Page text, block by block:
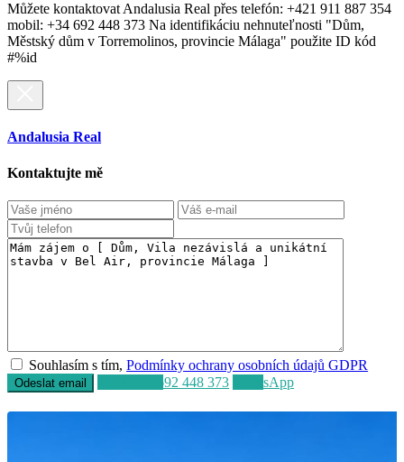
Můžete kontaktovat Andalusia Real přes telefón: +421 911 887 354
mobil: +34 692 448 373 Na identifikáciu nehnuteľnosti "Dům,
Městský dům v Torremolinos, provincie Málaga" použite ID kód
#%id
Andalusia Real
Kontaktujte mě
Souhlasím s tím,Podmínky ochrany osobních údajů GDPR
+34 692 448 373 WhatsApp